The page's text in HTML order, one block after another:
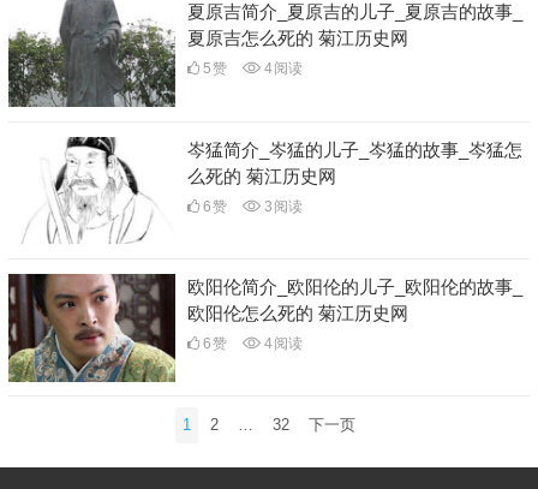
夏原吉简介_夏原吉的儿子_夏原吉的故事_
夏原吉怎么死的 菊江历史网
5赞 4阅读
岑猛简介_岑猛的儿子_岑猛的故事_岑猛怎
么死的 菊江历史网
6赞 3 阅读
欧阳伦简介_欧阳伦的儿子_欧阳伦的故事_
欧阳伦怎么死的 菊江历史网
6赞 4阅读
分
1 2 32 下一页